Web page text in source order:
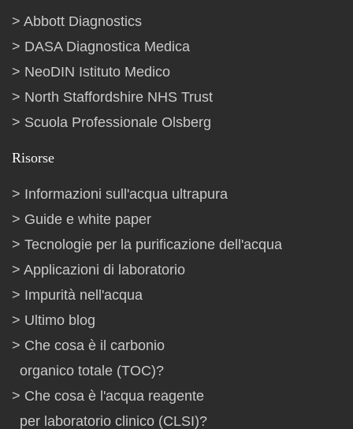
Abbott Diagnostics
DASA Diagnostica Medica
NeoDIN Istituto Medico
North Staffordshire NHS Trust
Scuola Professionale Olsberg
Risorse
Informazioni sull'acqua ultrapura
Guide e white paper
Tecnologie per la purificazione dell'acqua
Applicazioni di laboratorio
Impurità nell'acqua
Ultimo blog
Che cosa è il carbonio
organico totale (TOC)?
Che cosa è l'acqua reagente
per laboratorio clinico (CLSI)?